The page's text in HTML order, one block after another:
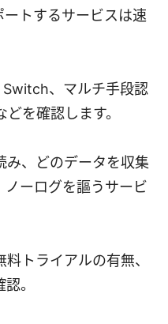
トするサービスは速
、マルチ手段認
を確認します。
み、どのデータを収集
ノーログを謳うサービ
トライアルの有無、
。